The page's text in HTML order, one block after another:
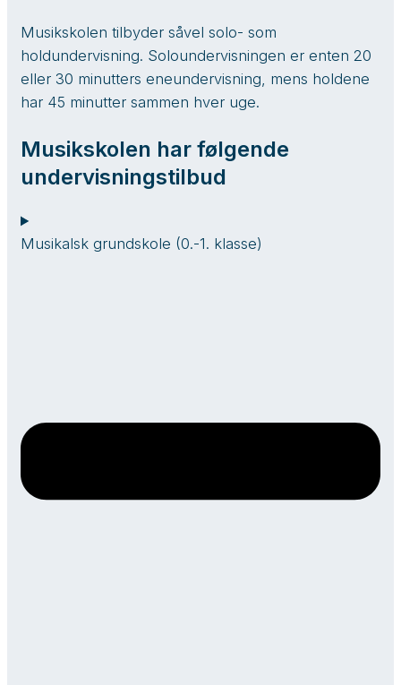
​Musikskolen tilbyder såvel solo- som
holdundervisning. Soloundervisningen er enten 20
eller 30 minutters eneundervisning, mens holdene
har 45 minutter sammen hver uge.
Musikskolen har følgende
undervisningstilbud
Musikalsk grundskole (0.-1. klasse)